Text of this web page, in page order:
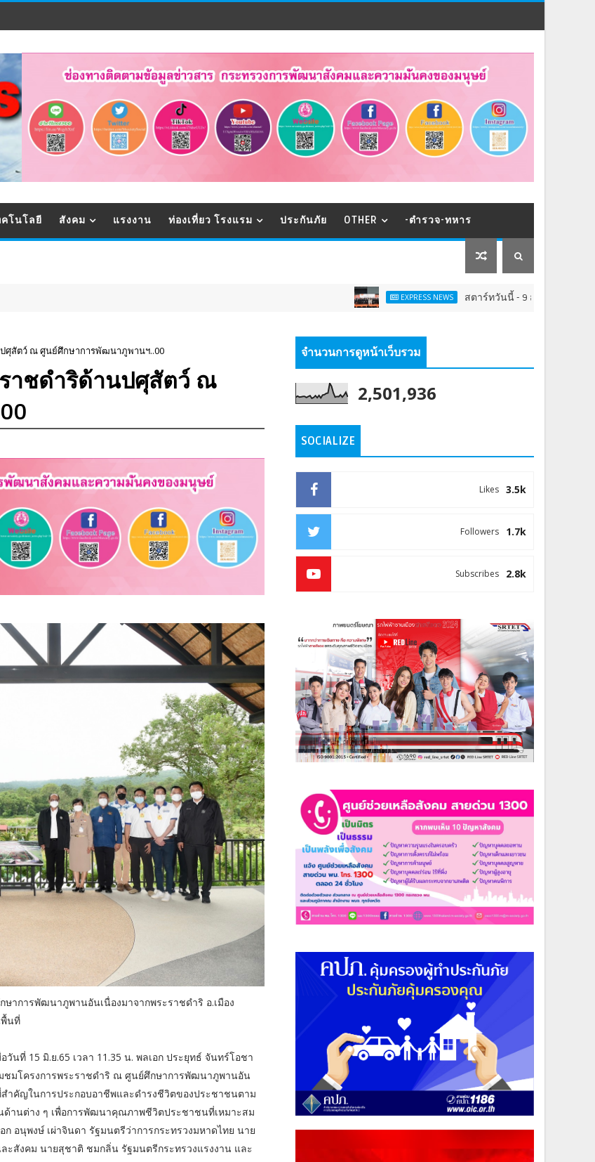
คโนโลยี สังคม แรงงาน ท่องเที่ยว โรงแรม ประกันภัย OTHER -ตำรวจ-ทหาร
EXPRESS NEWS สตาร์ทวันนี้ - 9 ส.ค.Franchise Expo
ศุสัตว์ ณ ศูนย์ศึกษาการพัฒนาภูพานฯ..00
าชดำริด้านปศุสัตว์ ณ
าการพัฒนาภูพานอันเนื่องมาจากพระราชดำริ อ.เมือง
นที่
นที่ 15 มิ.ย.65 เวลา 11.35 น. พลเอก ประยุทธ์ จันทร์โอชา
ชมโครงการพระราชดำริ ณ ศูนย์ศึกษาการพัฒนาภูพานอัน
าคัญในการประกอบอาชีพและดํารงชีวิตของประชาชนตาม
ด้านต่าง ๆ เพื่อการพัฒนาคุณภาพชีวิตประชาชนที่เหมาะสม
อนุพงษ์ เผ่าจินดา รัฐมนตรีว่าการกระทรวงมหาดไทย นาย
สังคม นายสุชาติ ชมกลิ่น รัฐมนตรีกระทรวงแรงงาน และ
จำนวนการดูหน้าเว็บรวม
2,501,936
SOCIALIZE
3.5k
Likes
1.7k
Followers
2.8k
Subscribes